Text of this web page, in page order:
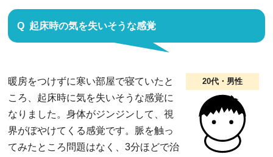
起床時の気を失いそうな感覚
20代・男性
暖房をつけずに寒い部屋で寝ていたと
ころ、起床時に気を失いそうな感覚に
なりました。身体がジンジンして、視
界がぼやけてくる感覚です。脈を触っ
てみたところ問題はなく、3分ほどで治